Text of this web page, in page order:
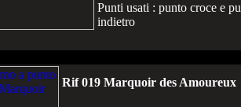
Punti usati : punto croce e
indietro
Rif 019 Marquoir des Amoureux